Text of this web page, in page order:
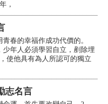
，
春的幸福作成功代價的。
年人必須學習自立，剷除埋
使他具有為人所認可的獨立
志名言